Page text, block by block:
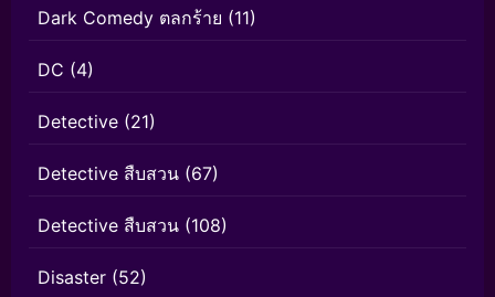
Dark Comedy ตลกร้าย (11)
DC (4)
Detective (21)
Detective สืบสวน (67)
Detective สืบสวน (108)
Disaster (52)